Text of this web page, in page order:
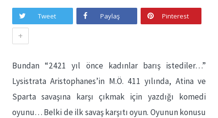
Tweet Paylaş Pinterest
+
Bundan “2421 yıl önce kadınlar barış istediler…”
Lysistrata Aristophanes’in M.Ö. 411 yılında, Atina ve
Sparta savaşına karşı çıkmak için yazdığı komedi
oyunu… Belki de ilk savaş karşıtı oyun. Oyunun konusu